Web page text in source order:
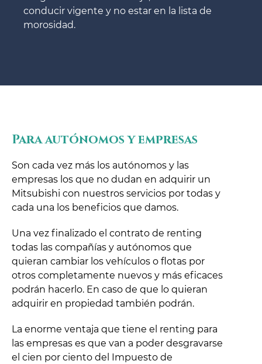
conducir vigente y no estar en la lista de
morosidad.
Para autónomos y empresas
Son cada vez más los autónomos y las
empresas los que no dudan en adquirir un
Mitsubishi con nuestros servicios por todas y
cada una los beneficios que damos.
Una vez finalizado el contrato de renting
todas las compañías y autónomos que
quieran cambiar los vehículos o flotas por
otros completamente nuevos y más eficaces
podrán hacerlo. En caso de que lo quieran
adquirir en propiedad también podrán.
La enorme ventaja que tiene el renting para
las empresas es que van a poder desgravarse
el cien por ciento del Impuesto de